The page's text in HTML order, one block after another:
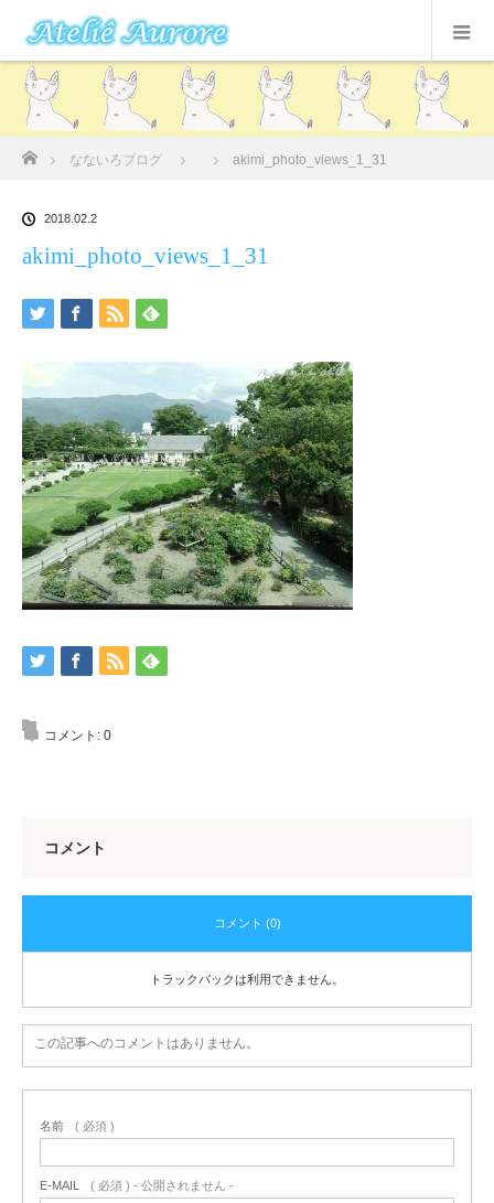
ホーム
なないろブログ akimi_photo_views_1_31
2018.02.2
akimi_photo_views_1_31
コメント: 0
コメント
コメント (0)
トラックバックは利用できません。
この記事へのコメントはありません。
名前 ( 必須 )
E-MAIL ( 必須 ) - 公開されません -